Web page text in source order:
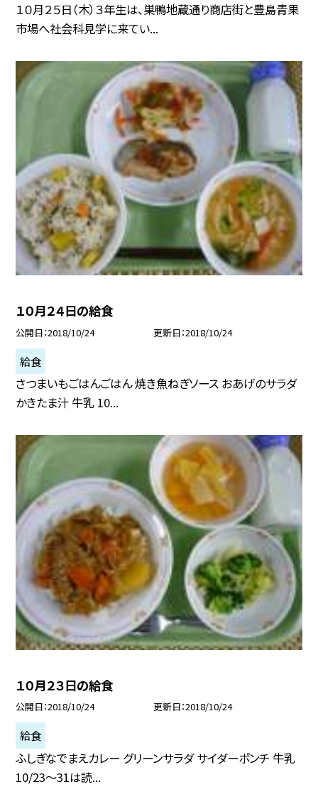
１０月２５日（木）３年生は、巣鴨地蔵通り商店街と豊島青果
市場へ社会科見学に来てい...
１０月２４日の給食
公開日 2018/10/24 更新日 2018/10/24
給食
さつまいもごはんごはん 焼き魚ねぎソース おあげのサラダ
かきたま汁 牛乳 10...
１０月２３日の給食
公開日 2018/10/24 更新日 2018/10/24
給食
ふしぎなでまえカレー グリーンサラダ サイダーポンチ 牛乳
10/23〜31は読...